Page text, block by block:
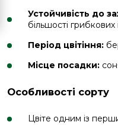
Устойчивість до
більшості грибкових
Період цвітіння:
Місце посадки:
Особливості сорту
Цвіте одним із